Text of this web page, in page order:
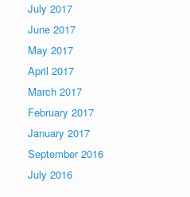
July 2017
June 2017
May 2017
April 2017
March 2017
February 2017
January 2017
September 2016
July 2016